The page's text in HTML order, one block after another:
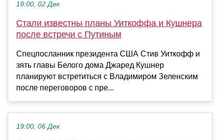
19:00, 02 Дек
Стали известны планы Уиткоффа и Кушнера
после встречи с Путиным
Спецпосланник президента США Стив Уиткофф и
зять главы Белого дома Джаред Кушнер
планируют встретиться с Владимиром Зеленским
после переговоров с пре...
19:00, 06 Дек